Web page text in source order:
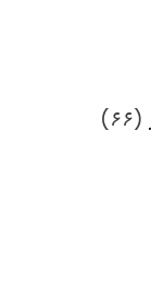
(۶۶)